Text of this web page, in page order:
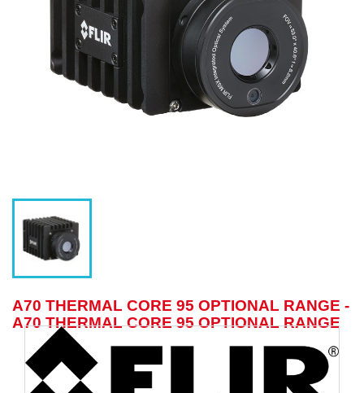
A70 THERMAL CORE 95 OPTIONAL RANGE -
A70 THERMAL CORE 95 OPTIONAL RANGE